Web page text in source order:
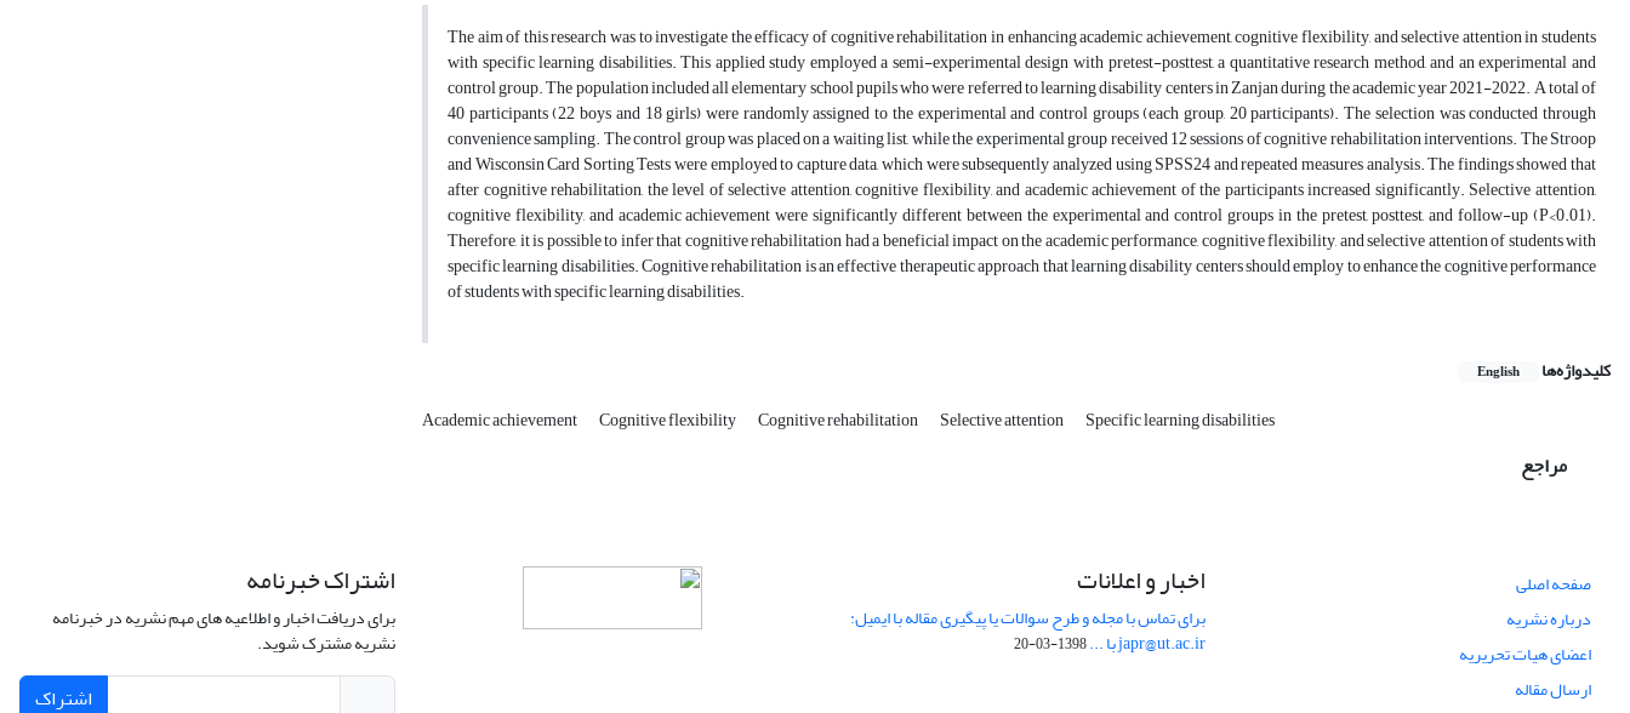
The aim of this research was to investigate the efficacy of cognitive rehabilitation in enhancing academic achievement, cognitive flexibility, and selective attention in students
with specific learning disabilities. This applied study employed a semi-experimental design with pretest-posttest, a quantitative research method, and an experimental and
control group. The population included all elementary school pupils who were referred to learning disability centers in Zanjan during the academic year 2021-2022. A total of
40 participants (22 boys and 18 girls) were randomly assigned to the experimental and control groups (each group, 20 participants). The selection was conducted through
convenience sampling. The control group was placed on a waiting list, while the experimental group received 12 sessions of cognitive rehabilitation interventions. The Stroop
and Wisconsin Card Sorting Tests were employed to capture data, which were subsequently analyzed using SPSS24 and repeated measures analysis. The findings showed that
after cognitive rehabilitation, the level of selective attention, cognitive flexibility, and academic achievement of the participants increased significantly. Selective attention,
cognitive flexibility, and academic achievement were significantly different between the experimental and control groups in the pretest, posttest, and follow-up (P<0.01).
Therefore, it is possible to infer that cognitive rehabilitation had a beneficial impact on the academic performance, cognitive flexibility, and selective attention of students with
specific learning disabilities. Cognitive rehabilitation is an effective therapeutic approach that learning disability centers should employ to enhance the cognitive performance
of students with specific learning disabilities.
کلیدواژه‌ها English
Academic achievement Cognitive flexibility Cognitive rehabilitation Selective attention Specific learning disabilities
مراجع
صفحه اصلی
درباره نشریه
اعضای هیات تحریریه
ارسال مقاله
اخبار و اعلانات
برای تماس با مجله و طرح سوالات یا پیگیری مقاله با ایمیل:
japr@ut.ac.ir با ... 1398-03-20
اشتراک خبرنامه
برای دریافت اخبار و اطلاعیه های مهم نشریه در خبرنامه
نشریه مشترک شوید.
اشتراک